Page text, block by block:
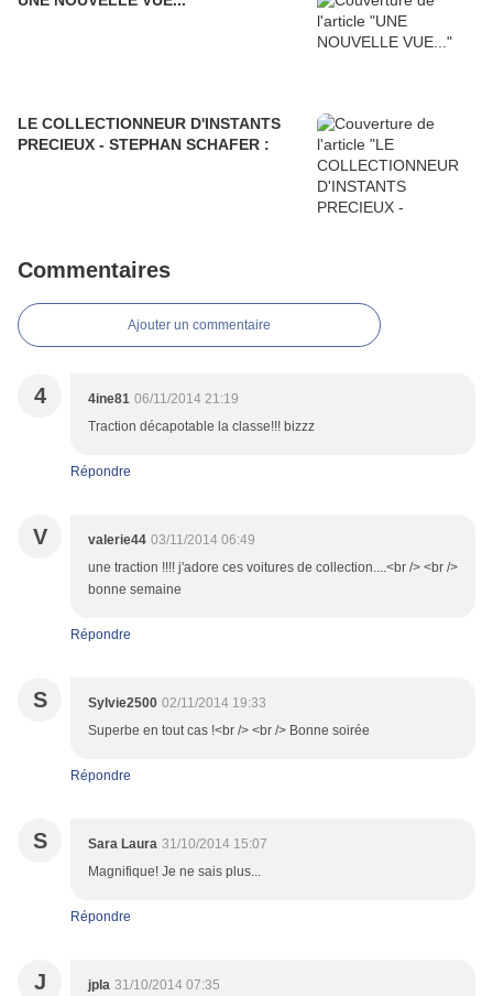
LE COLLECTIONNEUR D'INSTANTS
PRECIEUX - STEPHAN SCHAFER :
Commentaires
Ajouter un commentaire
4 4ine81 06/11/2014 21:19
Traction décapotable la classe!!! bizzz
Répondre
V valerie44 03/11/2014 06:49
une traction !!!! j'adore ces voitures de collection....<br /> <br />
bonne semaine
Répondre
S Sylvie2500 02/11/2014 19:33
Superbe en tout cas !<br /> <br /> Bonne soirée
Répondre
S Sara Laura 31/10/2014 15:07
Magnifique! Je ne sais plus...
Répondre
J jpla 31/10/2014 07:35